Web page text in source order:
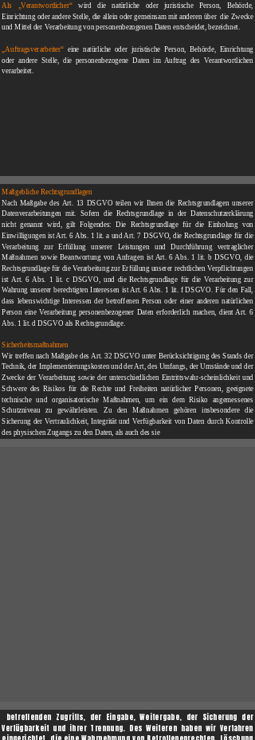
Als „Verantwortlicher“ wird die natürliche oder juristische Person, Behörde,
Einrichtung oder andere Stelle, die allein oder gemeinsam mit anderen über die Zwecke
und Mittel der Verarbeitung von personenbezogenen Daten entscheidet, bezeichnet.
„Auftragsverarbeiter“ eine natürliche oder juristische Person, Behörde, Einrichtung
oder andere Stelle, die personenbezogene Daten im Auftrag des Verantwortlichen
verarbeitet.
Maßgebliche Rechtsgrundlagen
Nach Maßgabe des Art. 13 DSGVO teilen wir Ihnen die Rechtsgrundlagen unserer
Datenverarbeitungen mit. Sofern die Rechtsgrundlage in der Datenschutzerklärung
nicht genannt wird, gilt Folgendes: Die Rechtsgrundlage für die Einholung von
Einwilligungen ist Art. 6 Abs. 1 lit. a und Art. 7 DSGVO, die Rechtsgrundlage für die
Verarbeitung zur Erfüllung unserer Leistungen und Durchführung vertraglicher
Maßnahmen sowie Beantwortung von Anfragen ist Art. 6 Abs. 1 lit. b DSGVO, die
Rechtsgrundlage für die Verarbeitung zur Erfüllung unserer rechtlichen Verpflichtungen
ist Art. 6 Abs. 1 lit. c DSGVO, und die Rechtsgrundlage für die Verarbeitung zur
Wahrung unserer berechtigten Interessen ist Art. 6 Abs. 1 lit. f DSGVO. Für den Fall,
dass lebenswichtige Interessen der betroffenen Person oder einer anderen natürlichen
Person eine Verarbeitung personenbezogener Daten erforderlich machen, dient Art. 6
Abs. 1 lit. d DSGVO als Rechtsgrundlage.
Sicherheitsmaßnahmen
Wir treffen nach Maßgabe des Art. 32 DSGVO unter Berücksichtigung des Stands der
Technik, der Implementierungskosten und der Art, des Umfangs, der Umstände und der
Zwecke der Verarbeitung sowie der unterschiedlichen Eintrittswahr-scheinlichkeit und
Schwere des Risikos für die Rechte und Freiheiten natürlicher Personen, geeignete
technische und organisatorische Maßnahmen, um ein dem Risiko angemessenes
Schutzniveau zu gewährleisten. Zu den Maßnahmen gehören insbesondere die
Sicherung der Vertraulichkeit, Integrität und Verfügbarkeit von Daten durch Kontrolle
des physischen Zugangs zu den Daten, als auch des sie
betreffenden Zugriffs, der Eingabe, Weitergabe, der Sicherung der
Verfügbarkeit und ihrer Trennung. Des Weiteren haben wir Verfahren